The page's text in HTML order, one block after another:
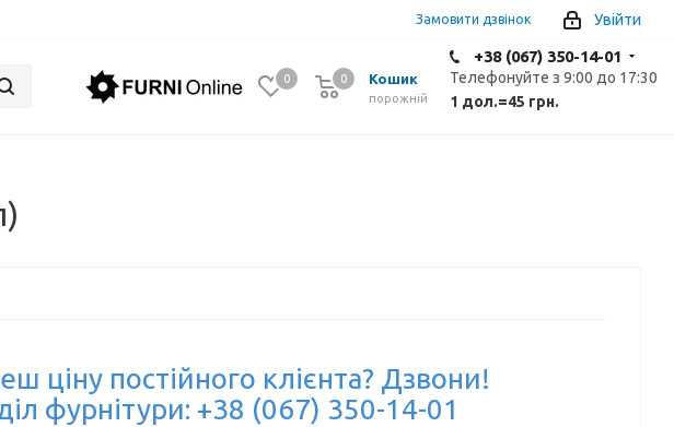
Увійти
Замовити дзвінок
+38 (067) 350-14-01
Телефонуйте з 9:00 до 17:30
1 дол.=45 грн.
0 Кошик
0
порожній
0
ціну постійного клієнта? Дзвони!
фурнітури: +38 (067) 350-14-01